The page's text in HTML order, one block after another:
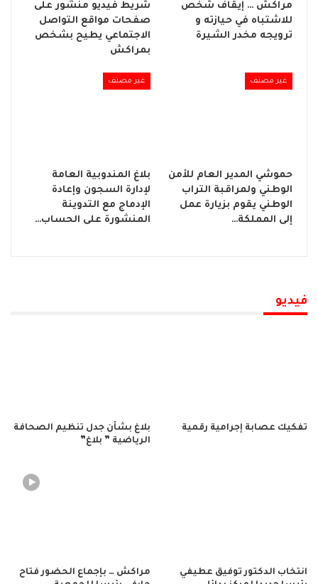
مراكش … إيقاف شخص
للاشتباه في حيازته و
ترويجه مخدر الشيرة
شريط فيديو منشور على
صفحات مواقع التواصل
الاجتماعي يطيح بشخص
بمراكش
غير مصنف
حموشي المدير العام للأمن
الوطني ولمراقبة التراب
الوطني يقوم بزيارة عمل
إلى المملكة…
غير مصنف
بلاغ المندوبية العامة
لإدارة السجون وإعادة
الإدماج مع التدوينة
المنشورة على الحساب…
فيديو
تفكيك عصابة إجرامية رقمية
بلاغ بشأن جدل تنظيم الصحافة
الرياضية ” بلاغ”
انتخاب الدكتور توفيق عطيفي
مراكش … بإجماع الحضور فتاح